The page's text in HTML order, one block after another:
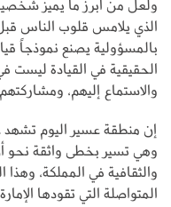
ولعل من أبرز ما يميز
الذي يلامس قلوب الناس
بالمسؤولية يصنع نموذجاً
الحقيقية في القيادة ليست
والاستماع إليهم،
إن منطقة عسير اليوم تشهد
وهي تسير بخطى واثقة نحو
والثقافية في المملكة،
المتواصلة التي تقودها